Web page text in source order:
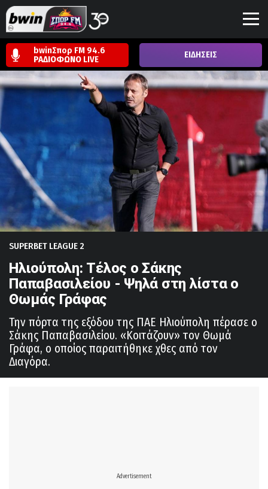
bwinΣπορ FM 94.6
ΡΑΔΙΟΦΩΝΟ LIVE ΕΙΔΗΣΕΙΣ
SUPERBET LEAGUE 2
Ηλιούπολη: Τέλος ο Σάκης
Παπαβασιλείου - Ψηλά στη λίστα ο
Θωμάς Γράφας
Την πόρτα της εξόδου της ΠΑΕ Ηλιούπολη πέρασε ο
Σάκης Παπαβασιλείου. «Κοιτάζουν» τον Θωμά
Γράφα, ο οποίος παραιτήθηκε χθες από τον
Διαγόρα.